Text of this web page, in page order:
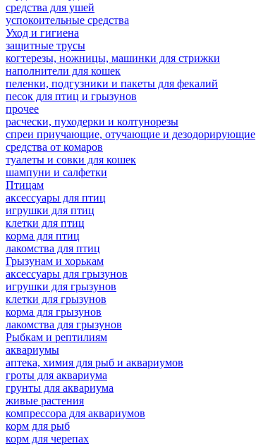
средства для ушей
успокоительные средства
Уход и гигиена
защитные трусы
когтерезы, ножницы, машинки для стрижки
наполнители для кошек
пеленки, подгузники и пакеты для фекалий
песок для птиц и грызунов
прочее
расчески, пуходерки и колтунорезы
спреи приучающие, отучающие и дезодорирующие
средства от комаров
туалеты и совки для кошек
шампуни и салфетки
Птицам
аксессуары для птиц
игрушки для птиц
клетки для птиц
корма для птиц
лакомства для птиц
Грызунам и хорькам
аксессуары для грызунов
игрушки для грызунов
клетки для грызунов
корма для грызунов
лакомства для грызунов
Рыбкам и рептилиям
аквариумы
аптека, химия для рыб и аквариумов
гроты для аквариума
грунты для аквариума
живые растения
компрессора для аквариумов
корм для рыб
корм для черепах